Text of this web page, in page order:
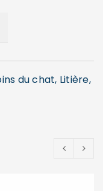
du chat, Litière,